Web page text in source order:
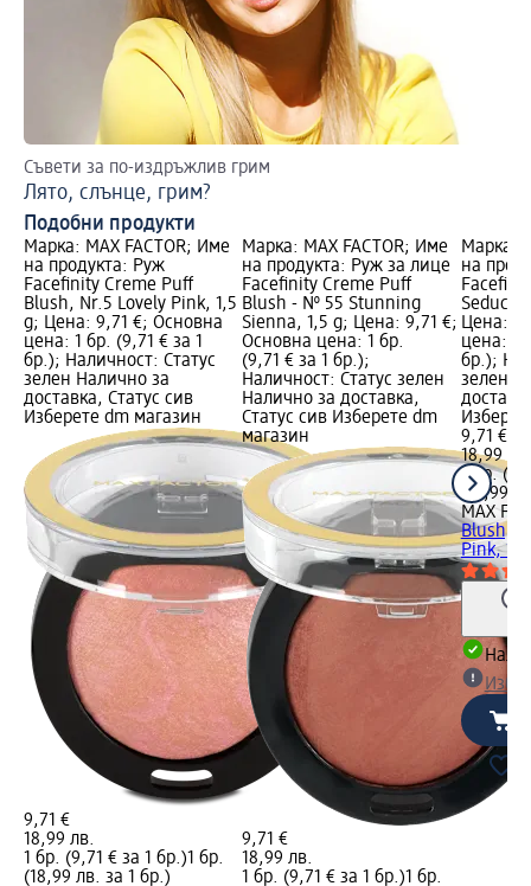
Съвети за по-издръжлив грим
Лято, слънце, грим?
Подобни продукти
Марка: MAX FACTOR; Име
на продукта: Руж
Facefinity Creme Puff
Blush, Nr.5 Lovely Pink, 1,5
g; Цена: 9,71 €; Основна
цена: 1 бр. (9,71 € за 1
бр.); Наличност: Статус
зелен Налично за
доставка, Статус сив
Изберете dm магазин
9,71 €
18,99 лв.
1 бр. (9,71 € за 1 бр.)1 бр.
(18,99 лв. за 1 бр.)
Марка: MAX FACTOR; Име
на продукта: Руж за лице
Facefinity Creme Puff
Blush - № 55 Stunning
Sienna, 1,5 g; Цена: 9,71 €;
Основна цена: 1 бр.
(9,71 € за 1 бр.);
Наличност: Статус зелен
Налично за доставка,
Статус сив Изберете dm
магазин
9,71 €
18,99 лв.
1 бр. (9,71 € за 1 бр.)1 бр.
Марка:
на
Цена:
цена: 1
бр.);
зелен
9,71 €
18,99 лв.
1 бр.
(18,99
MAX
Blush,
Pink, 1,5